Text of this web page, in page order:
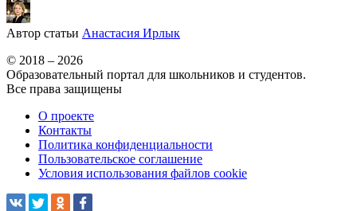
Автор статьи Анастасия Ирлык
© 2018 – 2026
Образовательный портал для школьников и студентов.
Все права защищены
О проекте
Контакты
Политика конфиденциальности
Пользовательское соглашение
Условия использования файлов cookie